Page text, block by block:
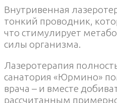
Внутривенная
тонкий проводник,
что стимулирует
силы организма.
Лазеротерапия
санатория «Юрмино»
врача – и вместе
рассчитанным